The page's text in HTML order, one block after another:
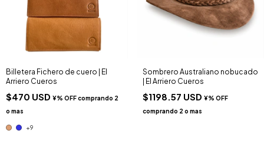
Billetera Fichero de cuero | El
Arriero Cueros
$470 USD
+9
Sombrero Australiano nobucado
| El Arriero Cueros
$1198.57 USD